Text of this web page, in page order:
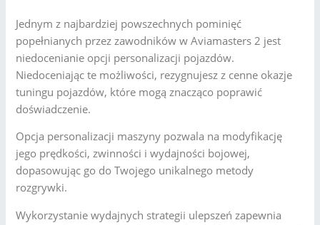
Jednym z najbardziej powszechnych pominięć
popełnianych przez zawodników w Aviamasters 2 jest
niedocenianie opcji personalizacji pojazdów.
Niedoceniając te możliwości, rezygnujesz z cenne okazje
tuningu pojazdów, które mogą znacząco poprawić
doświadczenie.
Opcja personalizacji maszyny pozwala na modyfikację
jego prędkości, zwinności i wydajności bojowej,
dopasowując go do Twojego unikalnego metody
rozgrywki.
Wykorzystanie wydajnych strategii ulepszeń zapewnia